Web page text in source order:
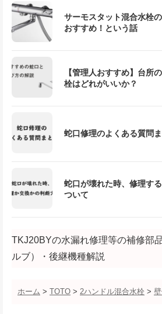
サーモスタット混合水栓
おすすめ！という話
【管理人おすすめ】台所
栓はどれがいいか？
蛇口修理のよくある質問
蛇口が壊れた時、修理す
ついて
TKJ20BYの水漏れ修理等の補修部
ルブ）・後継機種解説
ホーム > TOTO > 2ハンドル混合水栓 >